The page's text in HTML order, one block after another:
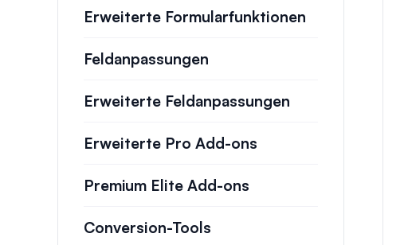
Erweiterte Formularfunktionen
Feldanpassungen
Erweiterte Feldanpassungen
Erweiterte Pro Add-ons
Premium Elite Add-ons
Conversion-Tools